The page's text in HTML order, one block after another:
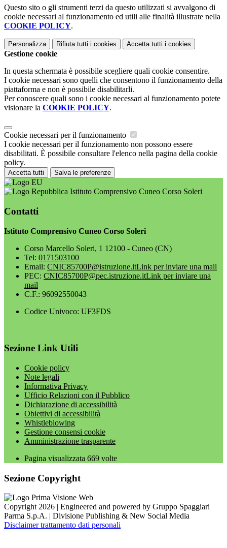
Questo sito o gli strumenti terzi da questo utilizzati si avvalgono di
cookie necessari al funzionamento ed utili alle finalità illustrate nella
COOKIE POLICY.
Personalizza Rifiuta tutti i cookies Accetta tutti i cookies
Gestione cookie
In questa schermata è possibile scegliere quali cookie consentire.
I cookie necessari sono quelli che consentono il funzionamento della
piattaforma e non è possibile disabilitarli.
Per conoscere quali sono i cookie necessari al funzionamento potete
visionare la COOKIE POLICY.
Cookie necessari per il funzionamento
I cookie necessari per il funzionamento non possono essere
disabilitati. È possibile consultare l'elenco nella pagina della cookie
policy.
Accetta tutti Salva le preferenze
Istituto Comprensivo Cuneo Corso Soleri
Contatti
Istituto Comprensivo Cuneo Corso Soleri
Corso Marcello Soleri, 1 12100 - Cuneo (CN)
Tel: 0171503100
Email: CNIC85700P@istruzione.itLink per inviare una mail
PEC: CNIC85700P@pec.istruzione.itLink per inviare una
mail
C.F.: 96092550043
Codice Univoco: UF3FDS
Sezione Link Utili
Cookie policy
Note legali
Informativa Privacy
Ufficio Relazioni con il Pubblico
Dichiarazione di accessibilità
Obiettivi di accessibilità
Whistleblowing
Gestione consensi cookie
Amministrazione trasparente
Pagina visualizzata 669 volte
Sezione Copyright
Copyright 2026 | Engineered and powered by Gruppo Spaggiari
Parma S.p.A. | Divisione Publishing & New Social Media
Disclaimer trattamento dati personali